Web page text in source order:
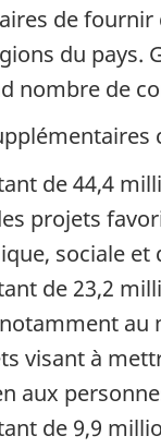
de fournir
du pays.
nombre de
de 44,4
projets
sociale et
de 23,2
au
visant à
aux
de 9,9